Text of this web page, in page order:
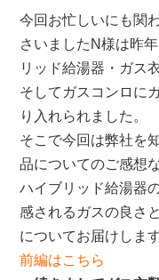
た
ふ
ぉ
ー
む
工
房
ら
ん】
は
今回お忙しいにも関
さいましたN様は昨
リッド給湯器・ガス
そしてガスコンロに
り入れられました。
そこで今回は弊社を
品についてのご感想
ハイブリッド給湯器
感されるガスの良さ
についてお届けします
前編はこちら